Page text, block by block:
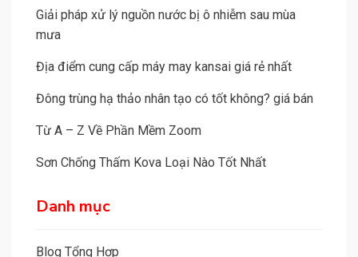
Giải pháp xử lý nguồn nước bị ô nhiễm sau mùa
mưa
Địa điểm cung cấp máy may kansai giá rẻ nhất
Đông trùng hạ thảo nhân tạo có tốt không? giá bán
Từ A – Z Về Phần Mềm Zoom
Sơn Chống Thấm Kova Loại Nào Tốt Nhất
Danh mục
Blog Tổng Hợp